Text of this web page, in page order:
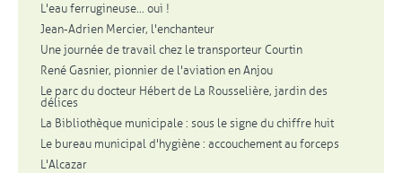
L'eau ferrugineuse... oui !
Jean-Adrien Mercier, l'enchanteur
Une journée de travail chez le transporteur Courtin
René Gasnier, pionnier de l'aviation en Anjou
Le parc du docteur Hébert de La Rousselière, jardin des
délices
La Bibliothèque municipale : sous le signe du chiffre huit
Le bureau municipal d'hygiène : accouchement au forceps
L'Alcazar